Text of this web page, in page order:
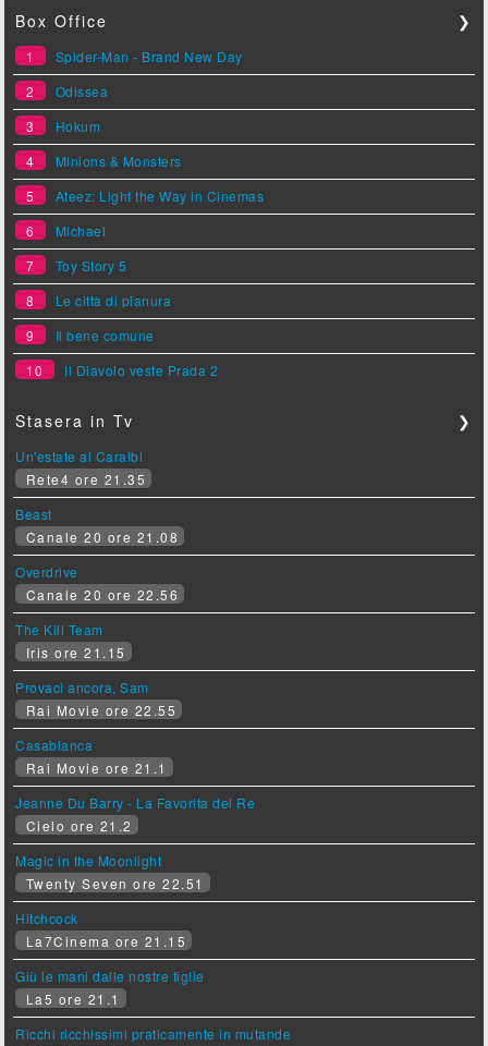
Box Office ❯
1
Spider-Man - Brand New Day
2
Odissea
3
Hokum
4
Minions & Monsters
5
Ateez: Light the Way in Cinemas
6
Michael
7
Toy Story 5
8
Le città di pianura
9
Il bene comune
10
Il Diavolo veste Prada 2
Stasera in Tv ❯
Un'estate ai Caraibi
Rete4 ore 21.35
Beast
Canale 20 ore 21.08
Overdrive
Canale 20 ore 22.56
The Kill Team
Iris ore 21.15
Provaci ancora, Sam
Rai Movie ore 22.55
Casablanca
Rai Movie ore 21.1
Jeanne Du Barry - La Favorita del Re
Cielo ore 21.2
Magic in the Moonlight
Twenty Seven ore 22.51
Hitchcock
La7Cinema ore 21.15
Giù le mani dalle nostre figlie
La5 ore 21.1
Ricchi ricchissimi praticamente in mutande